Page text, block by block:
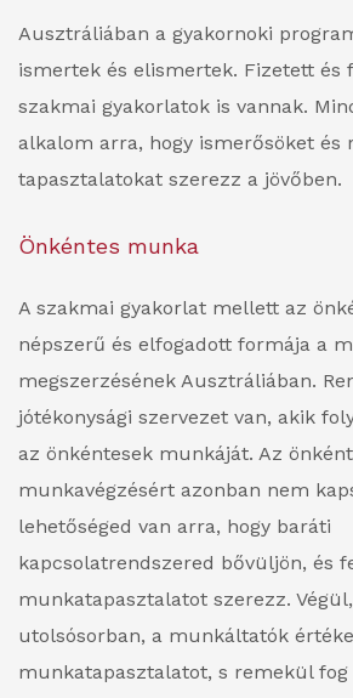
Ausztráliában a gyakornoki
ismertek és elismertek. Fizetett és
szakmai gyakorlatok is vannak.
alkalom arra, hogy ismerősöket és
tapasztalatokat szerezz a jövőben.
Önkéntes munka
A szakmai gyakorlat mellett az
népszerű és elfogadott formája a
megszerzésének Ausztráliában.
jótékonysági szervezet van, akik
az önkéntesek munkáját. Az
munkavégzésért azonban nem
lehetőséged van arra, hogy baráti
kapcsolatrendszered bővüljön, és
munkatapasztalatot szerezz.
utolsósorban, a munkáltatók
munkatapasztalatot, s remekül